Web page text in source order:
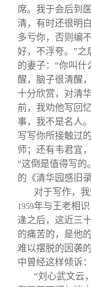
席。我于会后到
清，有时还很明
多亏你，否则编
好，不浮夸。”之
的妻子：“你叫什
醒，脑子很清醒
十分欣赏，对清
前，我劝他写回
事，我不是名人
写写你所接触过
师；还有韦君宜
“这倒是值得写的
的《清华园感旧录
对于写作，
1959年与王老相
逢之后，这近三
的痛苦的，是他
难以摆脱的因袭的
中曾经这样倾诉：
“刘心武文云